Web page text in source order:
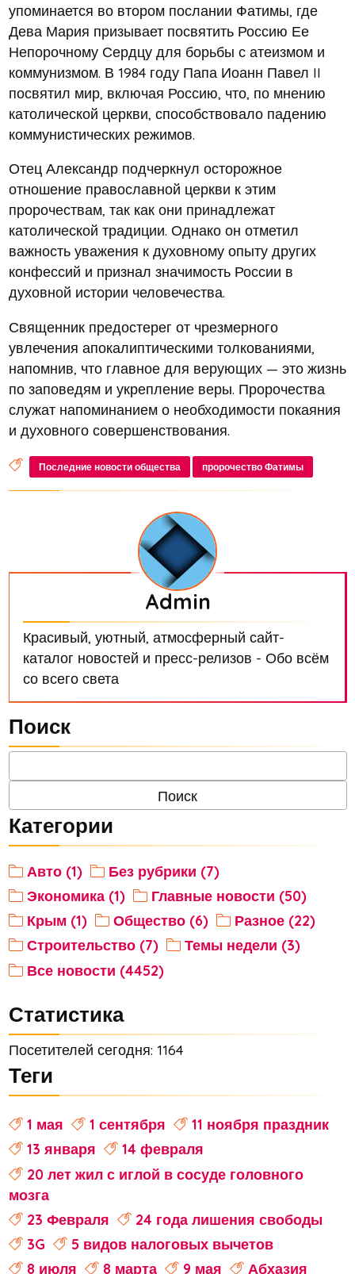
упоминается во втором послании Фатимы, где
Дева Мария призывает посвятить Россию Ее
Непорочному Сердцу для борьбы с атеизмом и
коммунизмом. В 1984 году Папа Иоанн Павел II
посвятил мир, включая Россию, что, по мнению
католической церкви, способствовало падению
коммунистических режимов.
Отец Александр подчеркнул осторожное
отношение православной церкви к этим
пророчествам, так как они принадлежат
католической традиции. Однако он отметил
важность уважения к духовному опыту других
конфессий и признал значимость России в
духовной истории человечества.
Священник предостерег от чрезмерного
увлечения апокалиптическими толкованиями,
напомнив, что главное для верующих — это жизнь
по заповедям и укрепление веры. Пророчества
служат напоминанием о необходимости покаяния
и духовного совершенствования.
Последние новости общества пророчество Фатимы
Admin
Красивый, уютный, атмосферный сайт-
каталог новостей и пресс-релизов - Обо всём
со всего света
Поиск
Категории
Авто (1)
Без рубрики (7)
Экономика (1)
Главные новости (50)
Крым (1)
Общество (6)
Разное (22)
Строительство (7)
Темы недели (3)
Все новости (4452)
Статистика
Посетителей сегодня: 1164
Теги
1 мая 1 сентября
11 ноября праздник
13 января
14 февраля
20 лет жил с иглой в сосуде головного
мозга
23 Февраля
24 года лишения свободы
3G
5 видов налоговых вычетов
8 июля
8 марта 9 мая Абхазия